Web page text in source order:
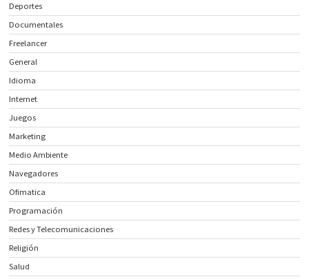
Deportes
Documentales
Freelancer
General
Idioma
Internet
Juegos
Marketing
Medio Ambiente
Navegadores
Ofimatica
Programación
Redes y Telecomunicaciones
Religión
Salud